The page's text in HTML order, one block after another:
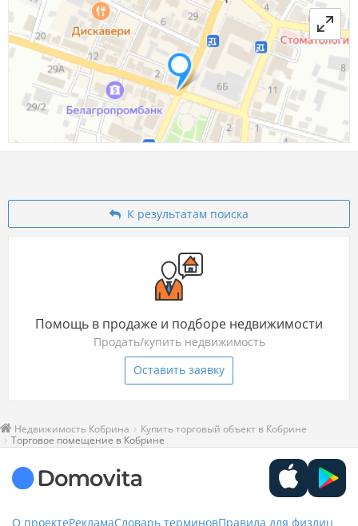
К результатам поиска
Помощь в продаже и подборе недвижимости
Продать/купить недвижимость
Оставить заявку
Недвижимость Кобрина
Купить торговый объект в Кобрине
Торговое помещение в Кобрине
О проектеРекламаСловарь терминовПравила для физлиц